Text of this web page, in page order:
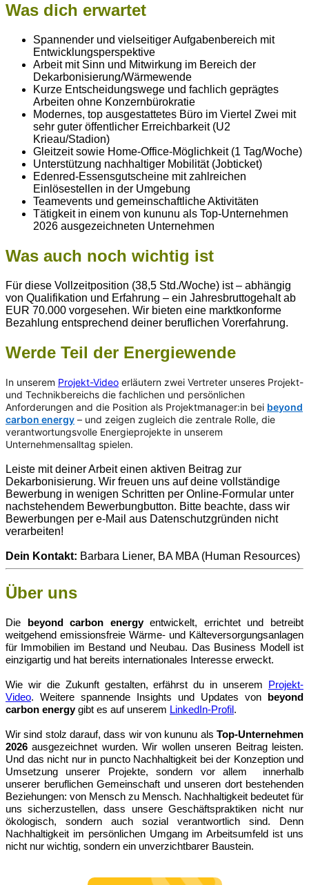
Was dich erwartet
Spannender und vielseitiger Aufgabenbereich mit
Entwicklungsperspektive
Arbeit mit Sinn und Mitwirkung im Bereich der
Dekarbonisierung/Wärmewende
Kurze Entscheidungswege und fachlich geprägtes
Arbeiten ohne Konzernbürokratie
Modernes, top ausgestattetes Büro im Viertel Zwei mit
sehr guter öffentlicher Erreichbarkeit (U2
Krieau/Stadion)
Gleitzeit sowie Home‑Office‑Möglichkeit (1 Tag/Woche)
Unterstützung nachhaltiger Mobilität (Jobticket)
Edenred‑Essensgutscheine mit zahlreichen
Einlösestellen in der Umgebung
Teamevents und gemeinschaftliche Aktivitäten
Tätigkeit in einem von kununu als Top‑Unternehmen
2026 ausgezeichneten Unternehmen
Was auch noch wichtig ist
Für diese Vollzeitposition (38,5 Std./Woche) ist – abhängig
von Qualifikation und Erfahrung – ein Jahresbruttogehalt ab
EUR 70.000 vorgesehen. Wir bieten eine marktkonforme
Bezahlung entsprechend deiner beruflichen Vorerfahrung.
Werde Teil der Energiewende
In unserem Projekt-Video erläutern zwei Vertreter unseres Projekt-
und Technikbereichs die fachlichen und persönlichen
Anforderungen and die Position als Projektmanager:in bei beyond
carbon energy – und zeigen zugleich die zentrale Rolle, die
verantwortungsvolle Energieprojekte in unserem
Unternehmensalltag spielen.
Leiste mit deiner Arbeit einen aktiven Beitrag zur
Dekarbonisierung. Wir freuen uns auf deine vollständige
Bewerbung in wenigen Schritten per Online-Formular unter
nachstehendem Bewerbungbutton. Bitte beachte, dass wir
Bewerbungen per e-Mail aus Datenschutzgründen nicht
verarbeiten!
Dein Kontakt: Barbara Liener, BA MBA (Human Resources)
Über uns
Die beyond carbon energyentwickelt, errichtet und betreibt
weitgehend emissionsfreie Wärme- und Kälteversorgungsanlagen
für Immobilien im Bestand und Neubau. Das Business Modell ist
einzigartig und hat bereits internationales Interesse erweckt.
Wie wir die Zukunft gestalten, erfährst du in unserem Projekt-
Video. Weitere spannende Insights und Updates von beyond
carbon energygibt es auf unserem LinkedIn-Profil.
Wir sind stolz darauf, dass wir von kununu als Top-Unternehmen
2026 ausgezeichnet wurden. Wir wollen unseren Beitrag leisten.
Und das nicht nur in puncto Nachhaltigkeit bei der Konzeption und
Umsetzung unserer Projekte, sondern vor allem innerhalb
unserer beruflichen Gemeinschaft und unseren dort bestehenden
Beziehungen: von Mensch zu Mensch. Nachhaltigkeit bedeutet für
uns sicherzustellen, dass unsere Geschäftspraktiken nicht nur
ökologisch, sondern auch sozial verantwortlich sind. Denn
Nachhaltigkeit im persönlichen Umgang im Arbeitsumfeld ist uns
nicht nur wichtig, sondern ein unverzichtbarer Baustein.